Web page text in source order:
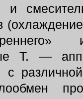
и
Т. —
с